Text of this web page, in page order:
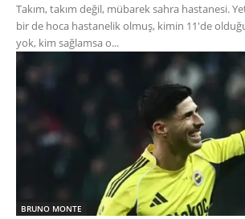
Takım, takım değil, mübarek sahra hastanesi.
bir de hoca hastanelik olmuş, kimin 11'de
yok, kim sağlamsa o...
BRUNO MONTE